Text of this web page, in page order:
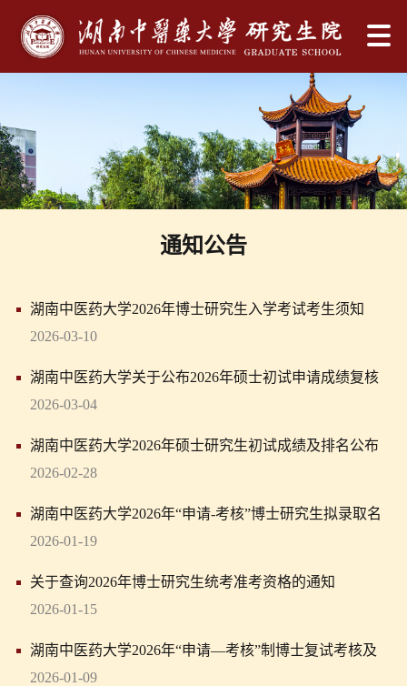
通知公告
湖南中医药大学2026年博士研究生入学考试考生须知
2026-03-10
湖南中医药大学关于公布2026年硕士初试申请成绩复核
名单的公告
2026-03-04
湖南中医药大学2026年硕士研究生初试成绩及排名公布
的通知
2026-02-28
湖南中医药大学2026年“申请-考核”博士研究生拟录取名
单公示
2026-01-19
关于查询2026年博士研究生统考准考资格的通知
2026-01-15
湖南中医药大学2026年“申请—考核”制博士复试考核及
录取工作方案
2026-01-09